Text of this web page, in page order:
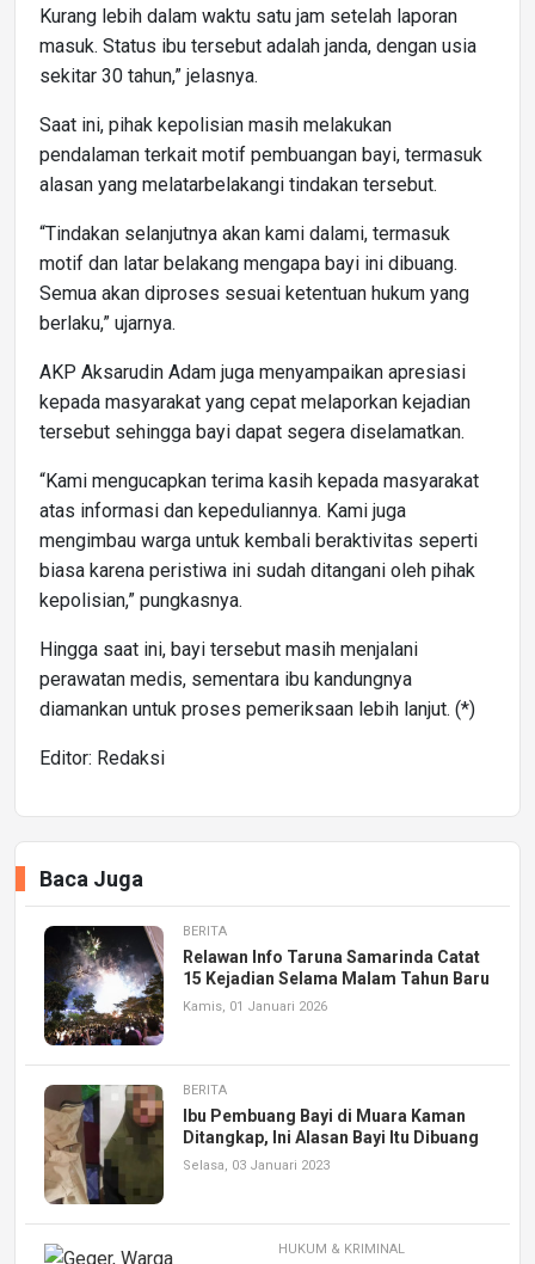
Kurang lebih dalam waktu satu jam setelah laporan
masuk. Status ibu tersebut adalah janda, dengan usia
sekitar 30 tahun,” jelasnya.
Saat ini, pihak kepolisian masih melakukan
pendalaman terkait motif pembuangan bayi, termasuk
alasan yang melatarbelakangi tindakan tersebut.
“Tindakan selanjutnya akan kami dalami, termasuk
motif dan latar belakang mengapa bayi ini dibuang.
Semua akan diproses sesuai ketentuan hukum yang
berlaku,” ujarnya.
AKP Aksarudin Adam juga menyampaikan apresiasi
kepada masyarakat yang cepat melaporkan kejadian
tersebut sehingga bayi dapat segera diselamatkan.
“Kami mengucapkan terima kasih kepada masyarakat
atas informasi dan kepeduliannya. Kami juga
mengimbau warga untuk kembali beraktivitas seperti
biasa karena peristiwa ini sudah ditangani oleh pihak
kepolisian,” pungkasnya.
Hingga saat ini, bayi tersebut masih menjalani
perawatan medis, sementara ibu kandungnya
diamankan untuk proses pemeriksaan lebih lanjut. (*)
Editor: Redaksi
Baca Juga
BERITA
Relawan Info Taruna Samarinda Catat
15 Kejadian Selama Malam Tahun Baru
Kamis, 01 Januari 2026
BERITA
Ibu Pembuang Bayi di Muara Kaman
Ditangkap, Ini Alasan Bayi Itu Dibuang
Selasa, 03 Januari 2023
HUKUM & KRIMINAL